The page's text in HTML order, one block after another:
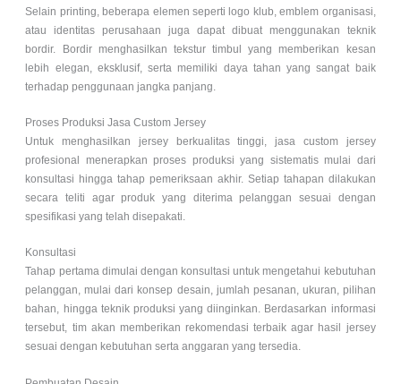
Selain printing, beberapa elemen seperti logo klub, emblem organisasi,
atau identitas perusahaan juga dapat dibuat menggunakan teknik
bordir. Bordir menghasilkan tekstur timbul yang memberikan kesan
lebih elegan, eksklusif, serta memiliki daya tahan yang sangat baik
terhadap penggunaan jangka panjang.
Proses Produksi Jasa Custom Jersey
Untuk menghasilkan jersey berkualitas tinggi, jasa custom jersey
profesional menerapkan proses produksi yang sistematis mulai dari
konsultasi hingga tahap pemeriksaan akhir. Setiap tahapan dilakukan
secara teliti agar produk yang diterima pelanggan sesuai dengan
spesifikasi yang telah disepakati.
Konsultasi
Tahap pertama dimulai dengan konsultasi untuk mengetahui kebutuhan
pelanggan, mulai dari konsep desain, jumlah pesanan, ukuran, pilihan
bahan, hingga teknik produksi yang diinginkan. Berdasarkan informasi
tersebut, tim akan memberikan rekomendasi terbaik agar hasil jersey
sesuai dengan kebutuhan serta anggaran yang tersedia.